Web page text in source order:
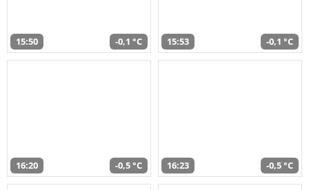
15:50 -0,1 °C 15:53 -0,1 °C
16:20 -0,5 °C 16:23 -0,5 °C